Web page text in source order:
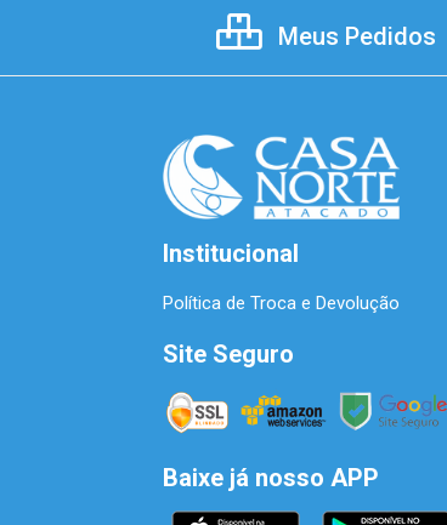
Meus Pedidos
Institucional
Política de Troca e Devolução
Site Seguro
Baixe já nosso APP